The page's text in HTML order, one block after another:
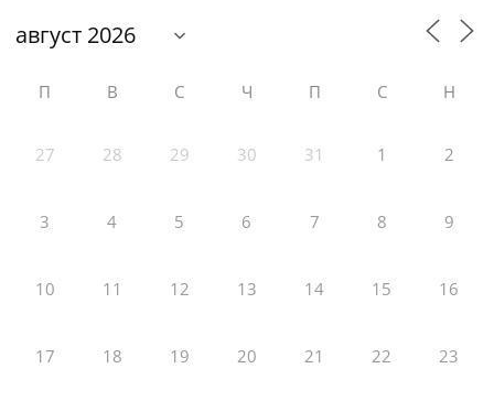
П В С Ч П С Н
27 28 29 30 31 1 2
3 4 5 6 7 8 9
10 11 12 13 14 15 16
17 18 19 20 21 22 23